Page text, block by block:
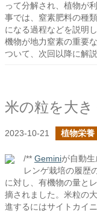
って分解され、植物が
事では、窒素肥料の種
になる過程などを説明
機物が地力窒素の重要
ついて、次回以降に解
2023-10-21 植物栄養
/** Geminiが自動
レンゲ栽培の履歴
に対し、有機物の量と
摘されました。米粒の
進するにはサイトカイ